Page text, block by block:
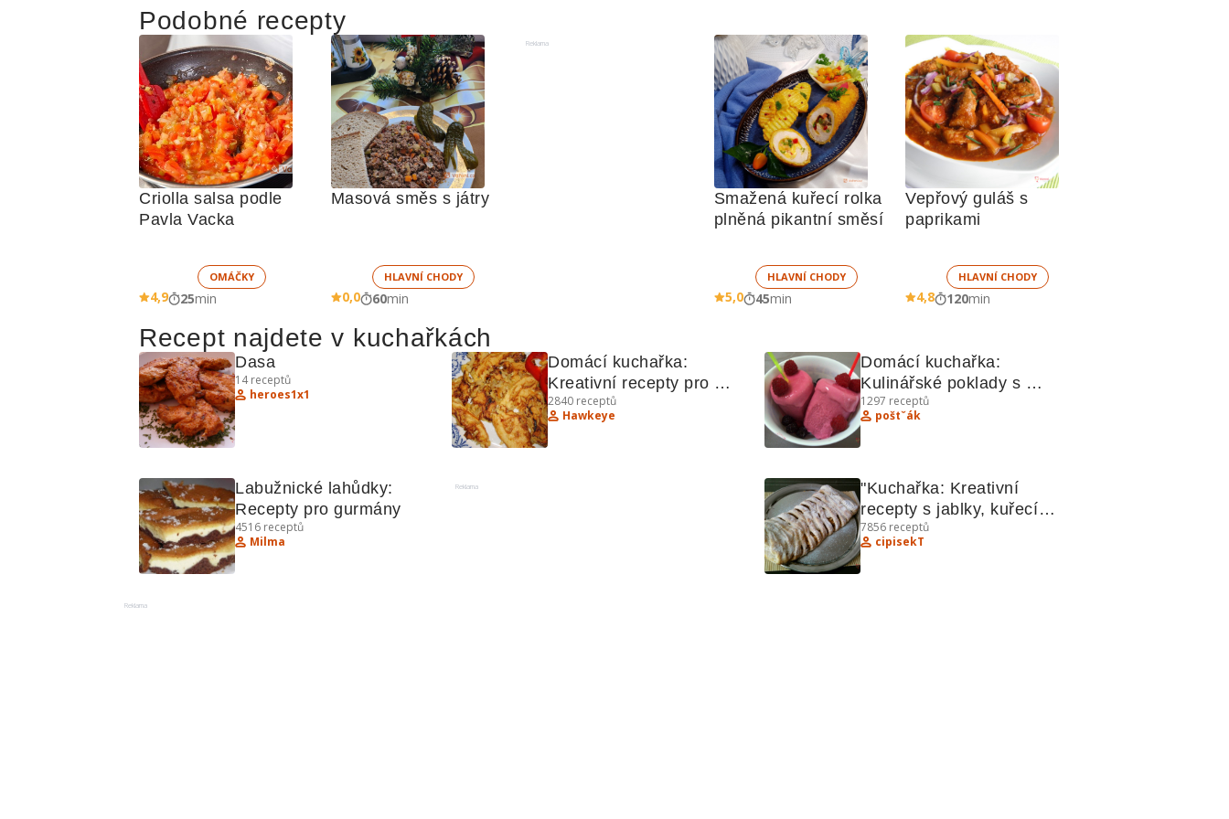
Podobné recepty
Criolla salsa podle
Pavla Vacka
OMÁČKY
4,9 25min
Masová směs s játry
HLAVNÍ CHODY
0,0 60min
Reklama
Smažená kuřecí rolka
plněná pikantní směsí
HLAVNÍ CHODY
5,0 45min
Vepřový guláš s
HLAVNÍ CHODY
4,8 120min
Recept najdete v kuchařkách
Dasa
14receptů
heroes1x1
Domácí kuchařka:
Kreativní recepty pro
každý den
2840 receptů
Hawkeye
Domácí kuchařka:
Kulinářské poklady s
nanuky, pikantní
pomazánkou a dalšími
1297 receptů
poštˇák
Labužnické lahůdky:
Recepty pro gurmány
4516 receptů
Milma
Reklama
"Kuchařka: Kreativní
recepty s jablky, kuřecím,
králíkem a bochánky"
7856 receptů
cipisekT
Reklama